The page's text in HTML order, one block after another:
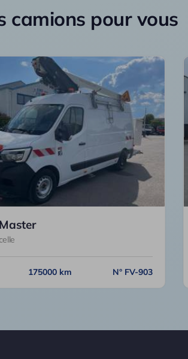
camions pour vous
175000 km N° FV-903